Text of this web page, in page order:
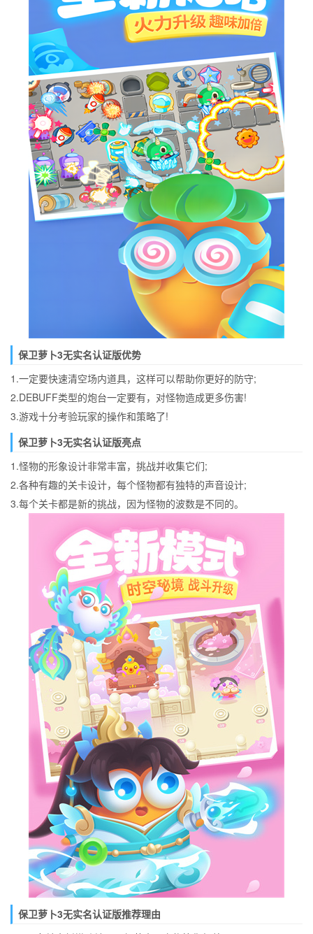
保卫萝卜3无实名认证版优势
1.一定要快速清空场内道具，这样可以帮助你更好的防守;
2.DEBUFF类型的炮台一定要有，对怪物造成更多伤害!
3.游戏十分考验玩家的操作和策略了!
保卫萝卜3无实名认证版亮点
1.怪物的形象设计非常丰富，挑战并收集它们;
2.各种有趣的关卡设计，每个怪物都有独特的声音设计;
3.每个关卡都是新的挑战，因为怪物的波数是不同的。
保卫萝卜3无实名认证版推荐理由